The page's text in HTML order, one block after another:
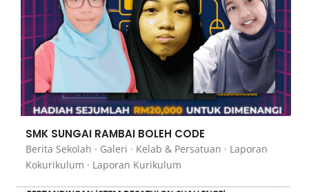
SMK SUNGAI RAMBAI BOLEH CODE
Berita Sekolah · Galeri · Kelab & Persatuan · Laporan
Kokurikulum · Laporan Kurikulum